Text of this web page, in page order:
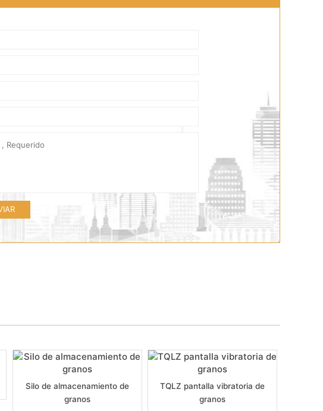
Silo de almacenamiento de
granos
TQLZ pantalla vibratoria de
granos